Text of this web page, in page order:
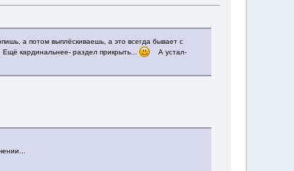
а потом выплёскиваешь, а это всегда бывает с
кардинальнее- раздел прикрыть...
А устал-